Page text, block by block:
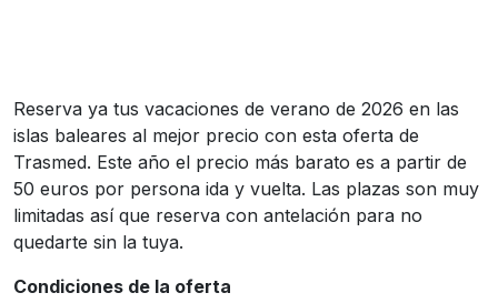
Reserva ya tus vacaciones de verano de 2026 en las
islas baleares al mejor precio con esta oferta de
Trasmed. Este año el precio más barato es a partir de
50 euros por persona ida y vuelta. Las plazas son muy
limitadas así que reserva con antelación para no
quedarte sin la tuya.
Condiciones de la oferta